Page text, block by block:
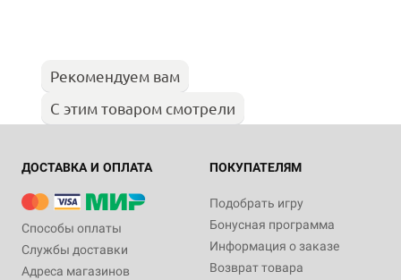
Рекомендуем вам
С этим товаром смотрели
ДОСТАВКА И ОПЛАТА
Способы оплаты
Службы доставки
Адреса магазинов
ПОКУПАТЕЛЯМ
Подобрать игру
Бонусная программа
Информация о заказе
Возврат товара